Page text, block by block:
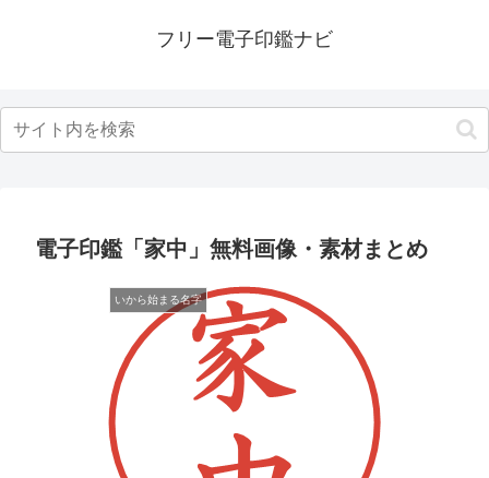
フリー電子印鑑ナビ
電子印鑑「家中」無料画像・素材まとめ
いから始まる名字